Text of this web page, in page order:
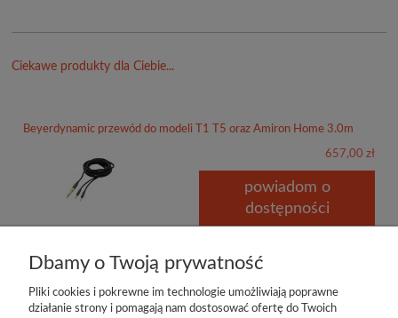
Ciekawe produkty dla Ciebie...
Beyerdynamic przewód do modeli T1 T5 oraz Amiron Home 3.0m
657,00 zł
powiadom o
dostępności
Dbamy o Twoją prywatność
Pliki cookies i pokrewne im technologie umożliwiają poprawne
działanie strony i pomagają nam dostosować ofertę do Twoich